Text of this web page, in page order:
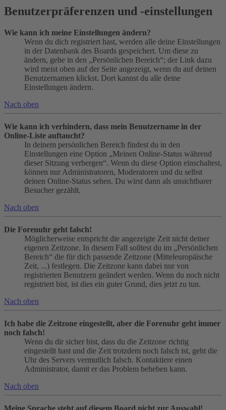
Benutzerpräferenzen und -einstellungen
Wie kann ich meine Einstellungen ändern?
Wenn du dich registriert hast, werden alle deine Einstellungen
in der Datenbank des Boards gespeichert. Um diese zu
ändern, gehe in den „Persönlichen Bereich“; der Link dazu
wird meist oben auf der Seite angezeigt, wenn du auf deinen
Benutzernamen klickst. Dort kannst du alle deine
Einstellungen ändern.
Nach oben
Wie kann ich verhindern, dass mein Benutzername in der
Online-Liste auftaucht?
In deinem persönlichen Bereich findest du in den
Einstellungen eine Option „Meinen Online-Status während
dieser Sitzung verbergen“. Wenn du diese Option einschaltest,
können nur Administratoren, Moderatoren und du selbst
deinen Online-Status sehen. Du wirst dann als unsichtbarer
Besucher gezählt.
Nach oben
Die Forenuhr geht falsch!
Möglicherweise entspricht die angezeigte Zeit nicht deiner
eigenen Zeitzone. In diesem Fall solltest du im „Persönlichen
Bereich“ die für dich passende Zeitzone (Mitteleuropäische
Zeit, ...) festlegen. Die Zeitzone kann dabei nur von
registrierten Benutzern geändert werden. Wenn du noch nicht
registriert bist, ist dies ein guter Grund, dies jetzt zu tun.
Nach oben
Ich habe die Zeitzone eingestellt, aber die Forenuhr geht immer
noch falsch!
Wenn du dir sicher bist, dass du die Zeitzone richtig
eingestellt hast und die Zeit trotzdem noch falsch ist, geht die
Uhr des Servers vermutlich falsch. Kontaktiere einen
Administrator, damit er das Problem beheben kann.
Nach oben
Meine Sprache steht auf diesem Board nicht zur Auswahl!